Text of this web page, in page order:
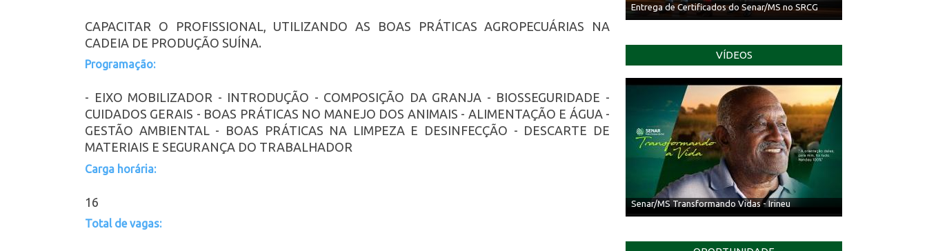
Entrega de Certificados do Senar/MS no SRCG
VÍDEOS
Senar/MS Transformando Vidas - Irineu
CAPACITAR O PROFISSIONAL, UTILIZANDO AS BOAS PRÁTICAS AGROPECUÁRIAS NA
CADEIA DE PRODUÇÃO SUÍNA.
Programação:
- EIXO MOBILIZADOR - INTRODUÇÃO - COMPOSIÇÃO DA GRANJA - BIOSSEGURIDADE -
CUIDADOS GERAIS - BOAS PRÁTICAS NO MANEJO DOS ANIMAIS - ALIMENTAÇÃO E ÁGUA -
GESTÃO AMBIENTAL - BOAS PRÁTICAS NA LIMPEZA E DESINFECÇÃO - DESCARTE DE
MATERIAIS E SEGURANÇA DO TRABALHADOR
Carga horária:
16
Total de vagas: